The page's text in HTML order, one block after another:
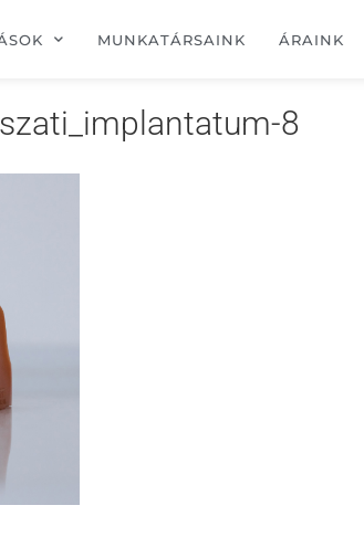
MUNKATÁRSAINK ÁRAINK
8